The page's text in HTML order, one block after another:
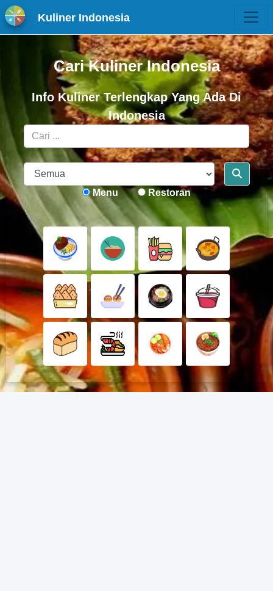
Kuliner Indonesia
Cari Kuliner Indonesia
Info Kuliner Terlengkap Yang Ada Di
Indonesia
Menu Restoran